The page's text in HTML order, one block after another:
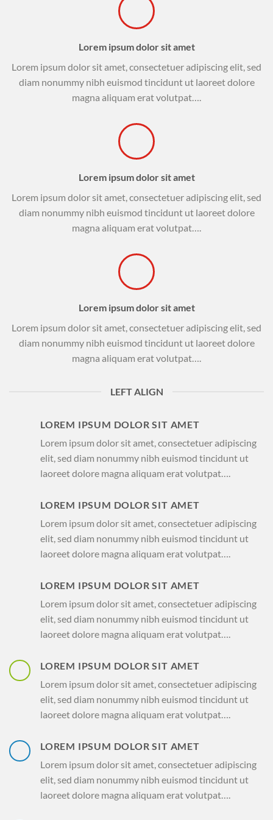
Lorem ipsum dolor sit amet
Lorem ipsum dolor sit amet, consectetuer adipiscing elit, sed
diam nonummy nibh euismod tincidunt ut laoreet dolore
magna aliquam erat volutpat….
Lorem ipsum dolor sit amet
Lorem ipsum dolor sit amet, consectetuer adipiscing elit, sed
diam nonummy nibh euismod tincidunt ut laoreet dolore
magna aliquam erat volutpat….
Lorem ipsum dolor sit amet
Lorem ipsum dolor sit amet, consectetuer adipiscing elit, sed
diam nonummy nibh euismod tincidunt ut laoreet dolore
magna aliquam erat volutpat….
LEFT ALIGN
LOREM IPSUM DOLOR SIT AMET
Lorem ipsum dolor sit amet, consectetuer adipiscing
elit, sed diam nonummy nibh euismod tincidunt ut
laoreet dolore magna aliquam erat volutpat….
LOREM IPSUM DOLOR SIT AMET
Lorem ipsum dolor sit amet, consectetuer adipiscing
elit, sed diam nonummy nibh euismod tincidunt ut
laoreet dolore magna aliquam erat volutpat….
LOREM IPSUM DOLOR SIT AMET
Lorem ipsum dolor sit amet, consectetuer adipiscing
elit, sed diam nonummy nibh euismod tincidunt ut
laoreet dolore magna aliquam erat volutpat….
LOREM IPSUM DOLOR SIT AMET
Lorem ipsum dolor sit amet, consectetuer adipiscing
elit, sed diam nonummy nibh euismod tincidunt ut
laoreet dolore magna aliquam erat volutpat….
LOREM IPSUM DOLOR SIT AMET
Lorem ipsum dolor sit amet, consectetuer adipiscing
elit, sed diam nonummy nibh euismod tincidunt ut
laoreet dolore magna aliquam erat volutpat….